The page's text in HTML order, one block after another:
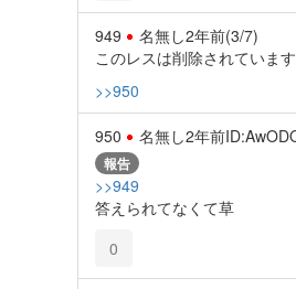
949 名無し2年前(3/7)
このレスは削除されています
>>950
950 名無し2年前
報告
>>949
答えられてなくて草
0